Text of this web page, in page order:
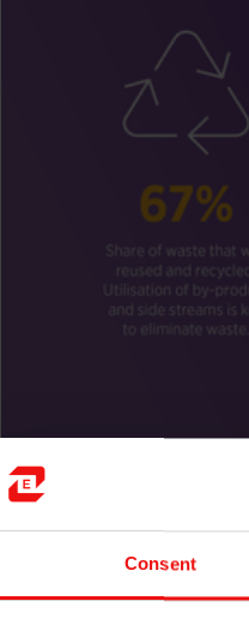
Consent
近年来的项目清楚地表明了